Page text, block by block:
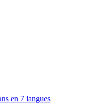
en 7 langues